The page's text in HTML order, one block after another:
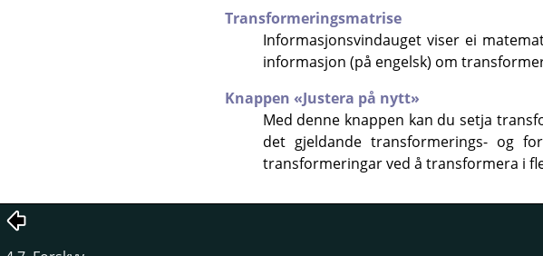
Transformeringsmatrise
Informasjonsvindauget viser ei
informasjon (på engelsk) om
Knappen «Justera på nytt»
Med denne knappen kan du setja
det gjeldande transformerings- og
transformeringar ved å transformera i